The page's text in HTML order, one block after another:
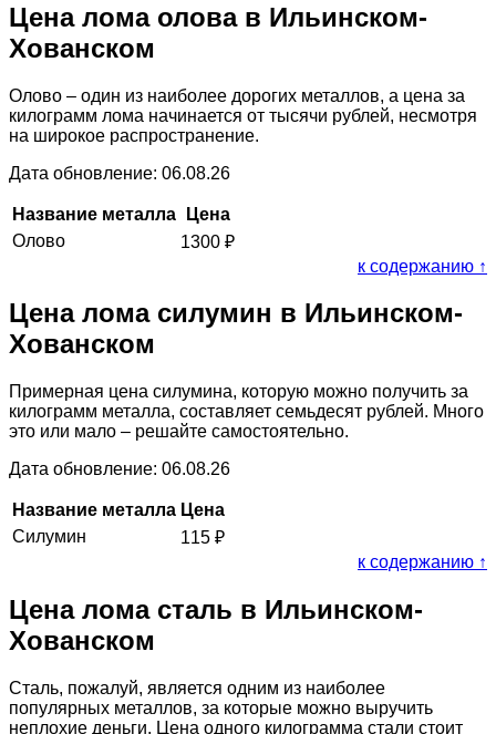
Цена лома олова в Ильинском-
Хованском
Олово – один из наиболее дорогих металлов, а цена за
килограмм лома начинается от тысячи рублей, несмотря
на широкое распространение.
Дата обновление: 06.08.26
Название металла
Цена
Олово
1300 ₽
к содержанию ↑
Цена лома силумин в Ильинском-
Хованском
Примерная цена силумина, которую можно получить за
килограмм металла, составляет семьдесят рублей. Много
это или мало – решайте самостоятельно.
Дата обновление: 06.08.26
Название металла Цена
Силумин
115 ₽
к содержанию ↑
Цена лома сталь в Ильинском-
Хованском
Сталь, пожалуй, является одним из наиболее
популярных металлов, за которые можно выручить
неплохие деньги. Цена одного килограмма стали стоит